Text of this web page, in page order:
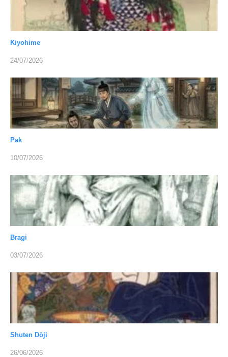
Kiyohime
24/07/2026
Pak
10/07/2026
Bragi
03/07/2026
Shuten Dōji
26/06/2026